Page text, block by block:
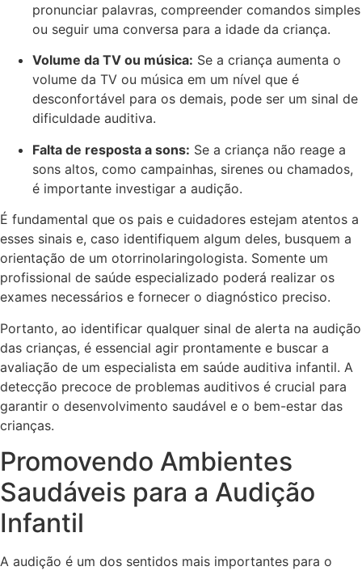
pronunciar palavras, compreender comandos simples
ou seguir uma conversa para a idade da criança.
Volume da TV ou música: Se a criança aumenta o
volume da TV ou música em um nível que é
desconfortável para os demais, pode ser um sinal de
dificuldade auditiva.
Falta de resposta a sons: Se a criança não reage a
sons altos, como campainhas, sirenes ou chamados,
é importante investigar a audição.
É fundamental que os pais e cuidadores estejam atentos a
esses sinais e, caso identifiquem algum deles, busquem a
orientação de um otorrinolaringologista. Somente um
profissional de saúde especializado poderá realizar os
exames necessários e fornecer o diagnóstico preciso.
Portanto, ao identificar qualquer sinal de alerta na audição
das crianças, é essencial agir prontamente e buscar a
avaliação de um especialista em saúde auditiva infantil. A
detecção precoce de problemas auditivos é crucial para
garantir o desenvolvimento saudável e o bem-estar das
crianças.
Promovendo Ambientes
Saudáveis para a Audição
Infantil
A audição é um dos sentidos mais importantes para o